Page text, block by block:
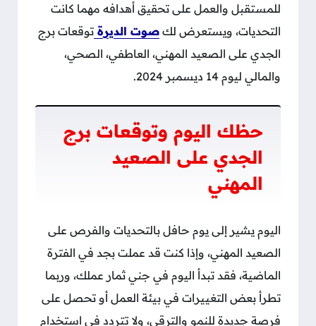
للمستقبل والعمل على تحقيق أهدافه مهما كانت
التحديات، ويستعرض لك صوت الديرة توقعات برج
الجدي على الصعيد المهني، العاطفي، الصحي،
والمالي ليوم 14 ديسمبر 2024.
حظك اليوم وتوقعات برج
الجدي على الصعيد
المهني
اليوم يشير إلى يوم حافل بالتحديات والفرص على
الصعيد المهني، وإذا كنت قد عملت بجد في الفترة
الماضية، فقد تبدأ اليوم في جني ثمار عملك، وربما
تطرأ بعض التغييرات في بيئة العمل أو تحصل على
فرصة جديدة للنمو والترقي، ولا تتردد في استخدام